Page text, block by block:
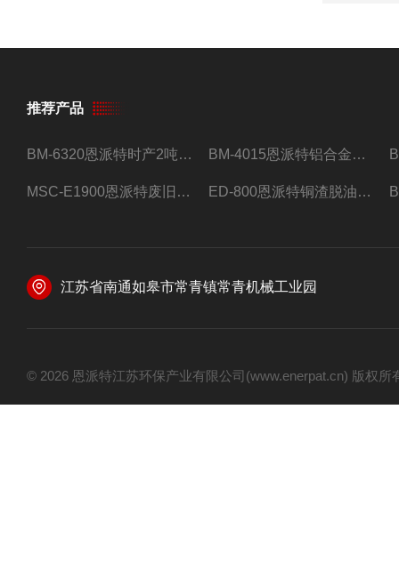
推荐产品
BM-6320恩派特时产2吨合金钢屑压饼机 BM-4015恩派特铝合金屑压饼机 脱油效果好
MSC-E1900恩派特废旧锂电池极片破碎处理设备 ED-800恩派特铜渣脱油机废铜屑铝屑甩油机
江苏省南通如皋市常青镇常青机械工业园
© 2026 恩派特江苏环保产业有限公司(www.enerpat.cn) 版权